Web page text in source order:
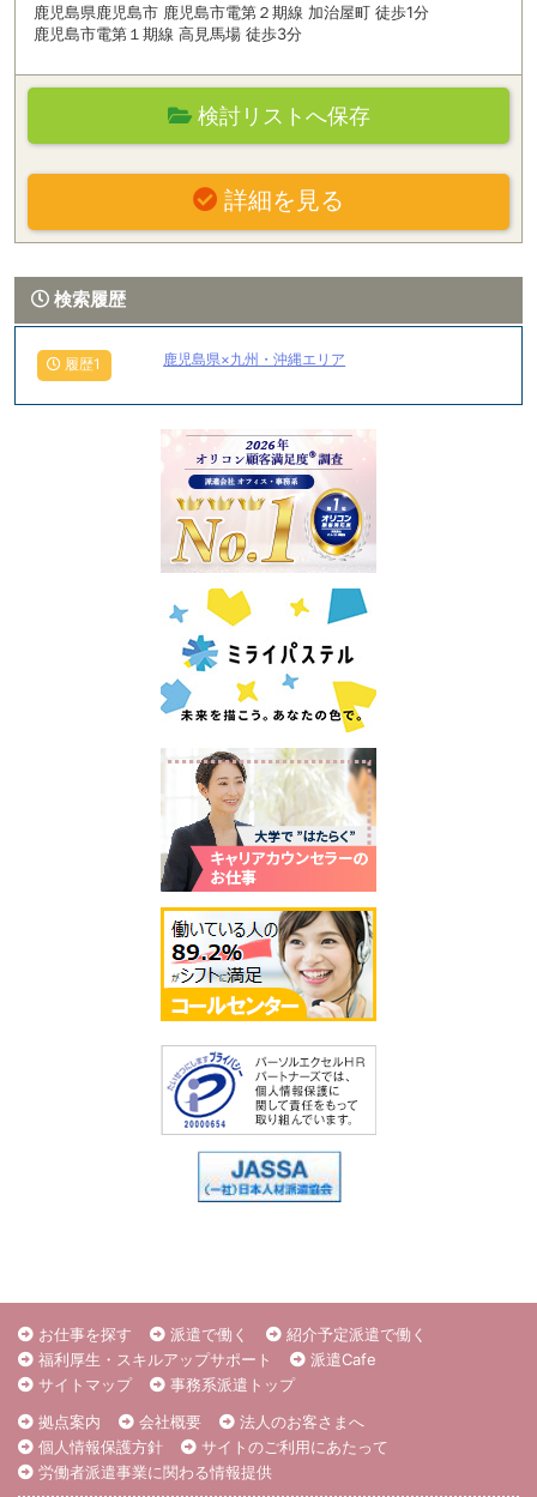
鹿児島県鹿児島市 鹿児島市電第２期線 加治屋町 徒歩1分
鹿児島市電第１期線 高見馬場 徒歩3分
検討リストへ保存
詳細を見る
検索履歴
履歴1 鹿児島県×九州・沖縄エリア
お仕事を探す 派遣で働く
紹介予定派遣で働く
福利厚生・スキルアップサポート
派遣Cafe
サイトマップ
事務系派遣トップ
拠点案内
会社概要
法人のお客さまへ
個人情報保護方針
サイトのご利用にあたって
労働者派遣事業に関わる情報提供